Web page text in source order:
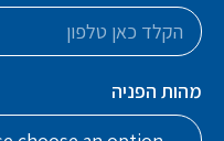
מהות הפניה